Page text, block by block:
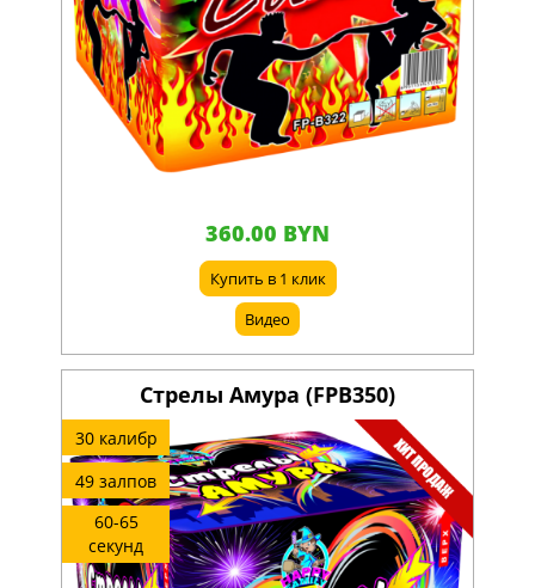
360.00 BYN
Купить в 1 клик
Видео
Стрелы Амура (FPB350)
30 калибр
49 залпов
60-65
секунд